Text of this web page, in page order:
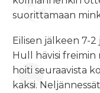
suorittamaan
Eilisen jälkeen 7-
Hull hävisi freimin
hoiti seuraavista
kaksi.